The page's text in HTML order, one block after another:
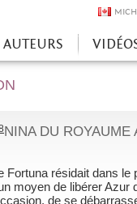
AUTEURS
NINA DU
Fortuna résidait dans
moyen de libérer Azur
de se